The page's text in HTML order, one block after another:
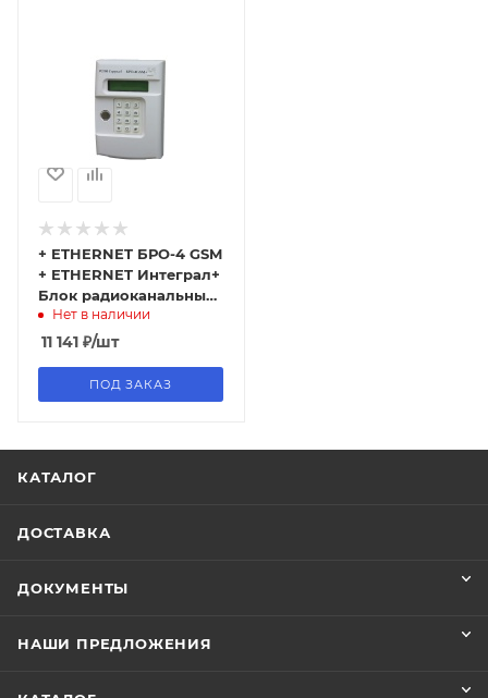
+ ETHERNET БРО-4 GSM
+ ETHERNET Интеграл+
Блок радиоканальный
объектовый
Нет в наличии
11 141 ₽/шт
ПОД ЗАКАЗ
КАТАЛОГ
ДОСТАВКА
ДОКУМЕНТЫ
НАШИ ПРЕДЛОЖЕНИЯ